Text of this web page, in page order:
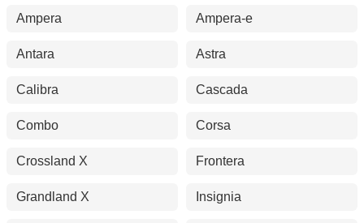
Ampera Ampera-e
Antara Astra
Calibra Cascada
Combo Corsa
Crossland X Frontera
Grandland X Insignia